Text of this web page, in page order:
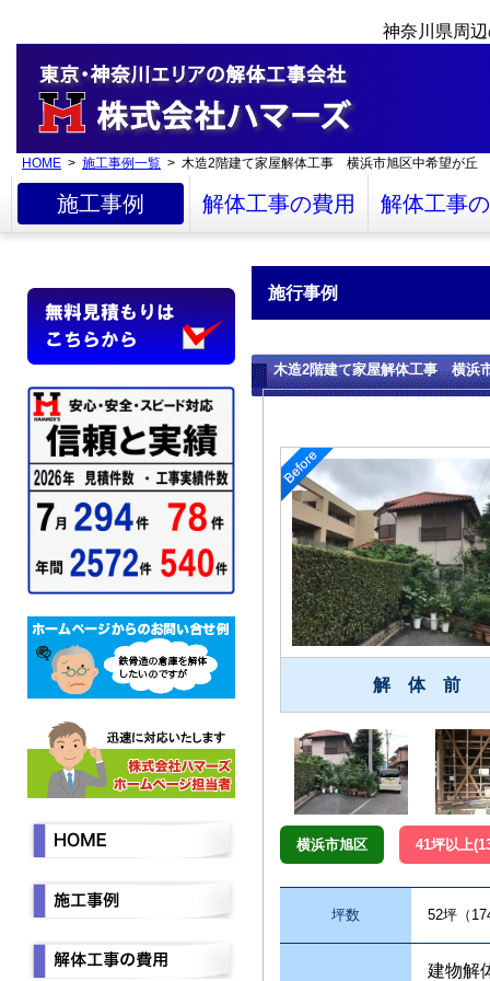
神奈川県周
HOME > 施工事例一覧 > 木造2階建て家屋解体工事 横浜市旭区中希望が丘
施工事例 解体工事の費用 解体工事
施行事例
木造2階建て家屋解体工事 横浜
解 体 前
横浜市旭区 41坪以上
坪数 52坪（
建物解